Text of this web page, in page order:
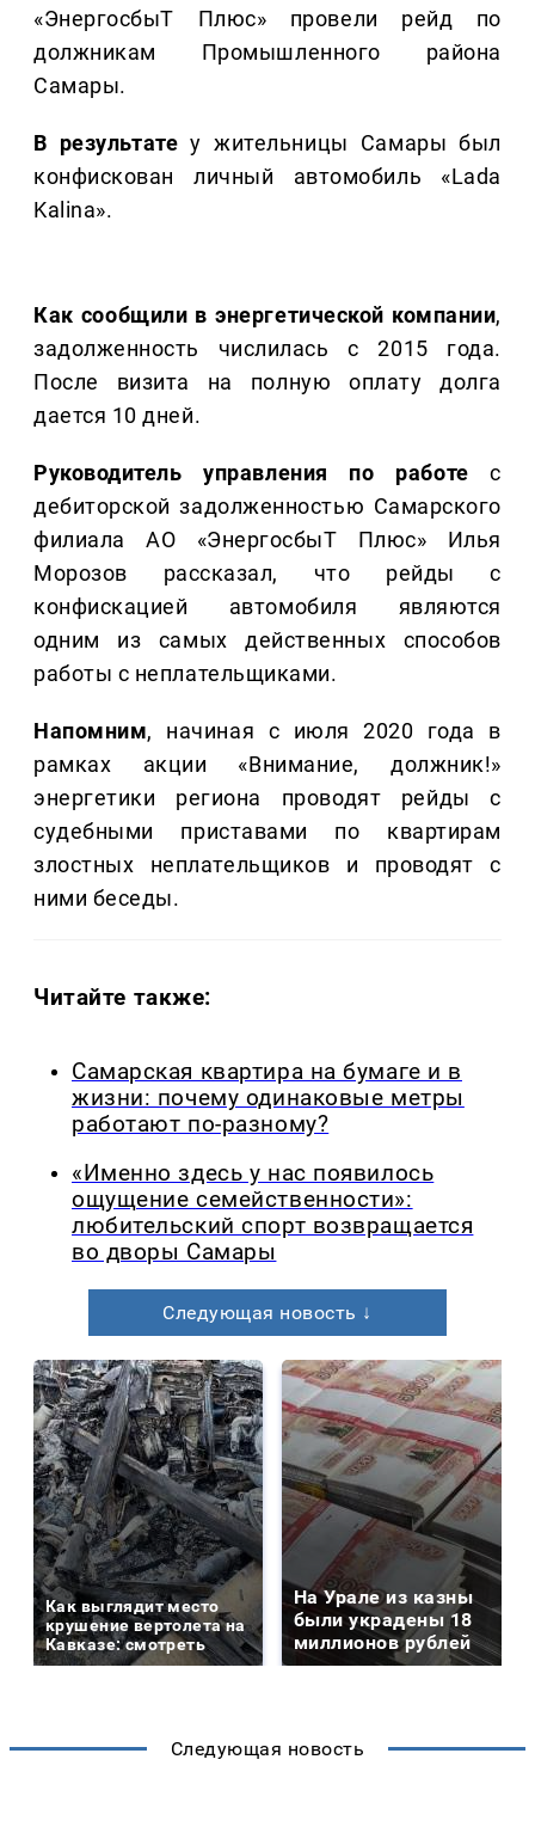
«ЭнергосбыТ Плюс» провели рейд по
должникам Промышленного района
Самары.
В результате у жительницы Самары был
конфискован личный автомобиль «Lada
Kalina».
Как сообщили в энергетической компании,
задолженность числилась с 2015 года.
После визита на полную оплату долга
дается 10 дней.
Руководитель управления по работе с
дебиторской задолженностью Самарского
филиала АО «ЭнергосбыТ Плюс» Илья
Морозов рассказал, что рейды с
конфискацией автомобиля являются
одним из самых действенных способов
работы с неплательщиками.
Напомним, начиная с июля 2020 года в
рамках акции «Внимание, должник!»
энергетики региона проводят рейды с
судебными приставами по квартирам
злостных неплательщиков и проводят с
ними беседы.
Читайте также:
Самарская квартира на бумаге и в
жизни: почему одинаковые метры
работают по-разному?
«Именно здесь у нас появилось
ощущение семейственности»:
любительский спорт возвращается
во дворы Самары
Следующая новость ↓
Как выглядит место
крушение вертолета на
Кавказе: смотреть
На Урале из казны
были украдены 18
миллионов рублей
Следующая новость